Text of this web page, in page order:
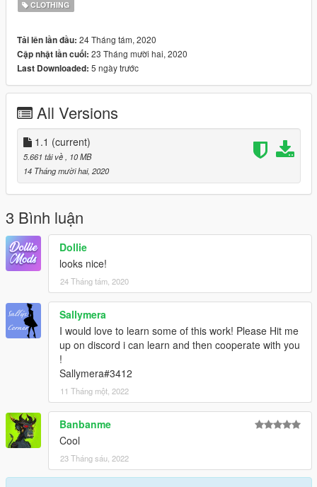
Credits:
Rigging, Convert, 3D Editing by ApolloStore.
If you want more about ApolloStore, just get in touch.
Join on our Discord
Follow us on Instagram
CLOTHING
Tải lên lần đầu: 24 Tháng tám, 2020
Cập nhật lần cuối: 23 Tháng mười hai, 2020
Last Downloaded: 5 ngày trước
All Versions
1.1 (current)
5.661 tải về
, 10 MB
14 Tháng mười hai, 2020
3 Bình luận
Dollie
looks nice!
24 Tháng tám, 2020
Sallymera
I would love to learn some of this work! Please Hit me
up on discord i can learn and then cooperate with you
!
Sallymera#3412
11 Tháng một, 2022
Banbanme
Cool
23 Tháng sáu, 2022